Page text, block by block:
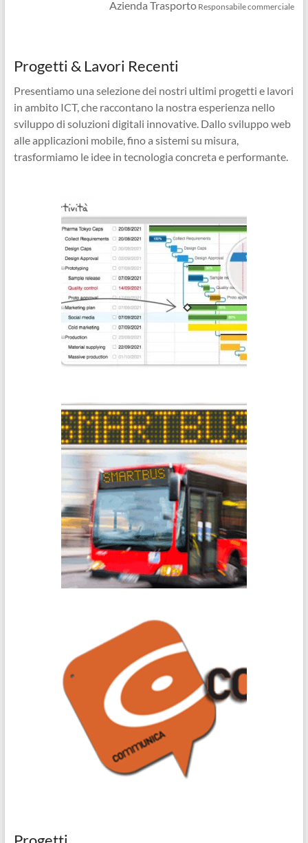
Azienda Trasporto Responsabile commerciale
Progetti & Lavori Recenti
Presentiamo una selezione dei nostri ultimi progetti e lavori
in ambito ICT, che raccontano la nostra esperienza nello
sviluppo di soluzioni digitali innovative. Dallo sviluppo web
alle applicazioni mobile, fino a sistemi su misura,
trasformiamo le idee in tecnologia concreta e performante.